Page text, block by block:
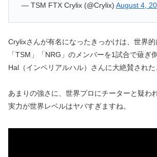
— TSM FTX Crylix (@Crylix)August 4,
Crylixさんが有名になったきっかけは、世界
「TSM」「NRG」のメンバーを1試合で薙ぎ
Hal（インペリアルハル）さんに大絶賛された
あまりの強さに、世界プロにチーターと疑わ
実力が世界レベルはヤバすぎますね。